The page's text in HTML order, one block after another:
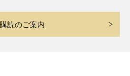
読のご案内